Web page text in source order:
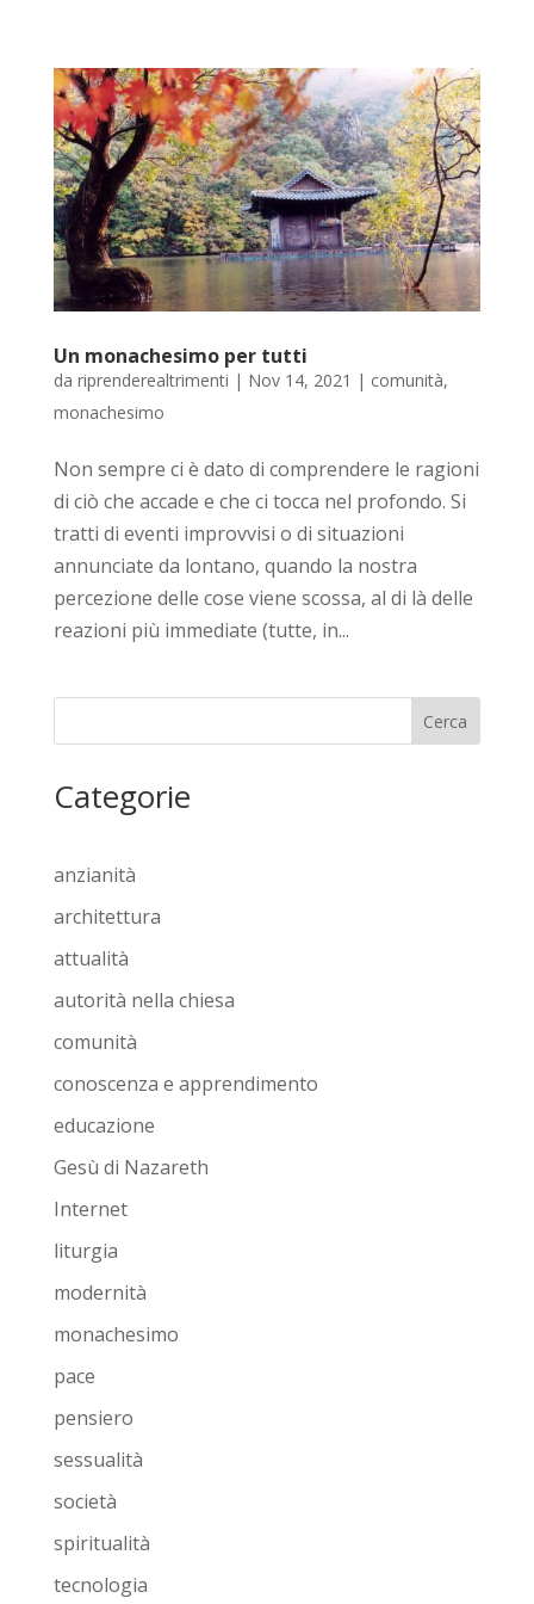
Un monachesimo per tutti
da riprenderealtrimenti | Nov 14, 2021 | comunità,
monachesimo
Non sempre ci è dato di comprendere le ragioni
di ciò che accade e che ci tocca nel profondo. Si
tratti di eventi improvvisi o di situazioni
annunciate da lontano, quando la nostra
percezione delle cose viene scossa, al di là delle
reazioni più immediate (tutte, in...
Cerca
Categorie
anzianità
architettura
attualità
autorità nella chiesa
comunità
conoscenza e apprendimento
educazione
Gesù di Nazareth
Internet
liturgia
modernità
monachesimo
pace
pensiero
sessualità
società
spiritualità
tecnologia